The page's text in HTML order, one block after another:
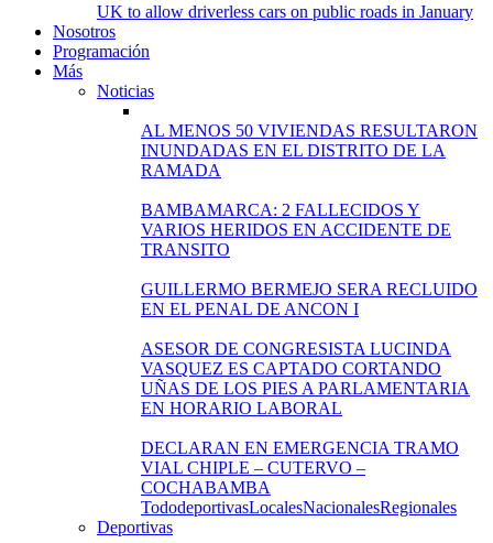
UK to allow driverless cars on public roads in January
Nosotros
Programación
Más
Noticias
AL MENOS 50 VIVIENDAS RESULTARON
INUNDADAS EN EL DISTRITO DE LA
RAMADA
BAMBAMARCA: 2 FALLECIDOS Y
VARIOS HERIDOS EN ACCIDENTE DE
TRANSITO
GUILLERMO BERMEJO SERA RECLUIDO
EN EL PENAL DE ANCON I
ASESOR DE CONGRESISTA LUCINDA
VASQUEZ ES CAPTADO CORTANDO
UÑAS DE LOS PIES A PARLAMENTARIA
EN HORARIO LABORAL
DECLARAN EN EMERGENCIA TRAMO
VIAL CHIPLE – CUTERVO –
COCHABAMBA
TododeportivasLocalesNacionalesRegionales
Deportivas